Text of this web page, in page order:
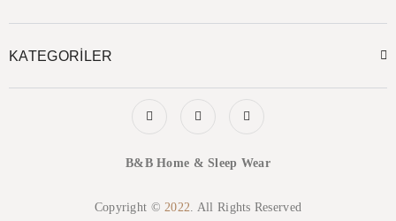
KATEGORİLER
B&B Home & Sleep Wear
Copyright ©2022. All Rights Reserved